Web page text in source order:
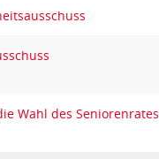
Wahl des Seniorenrates